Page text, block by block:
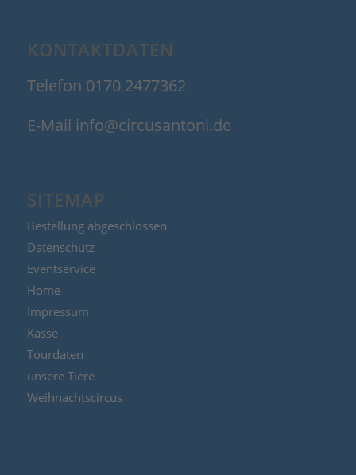
KONTAKTDATEN
Telefon 0170 2477362
E-Mail info@circusantoni.de
SITEMAP
Bestellung abgeschlossen
Datenschutz
Eventservice
Home
Impressum
Kasse
Tourdaten
unsere Tiere
Weihnachtscircus